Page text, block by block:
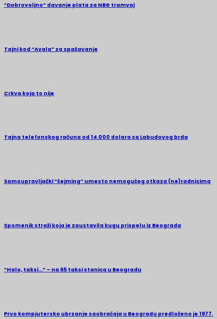
“Dobrovoljno” davanje plata za NBG tramvaj
Tajni kod “Avala” za spašavanje
Crkva koja to nije
Tajna telefonskog računa od 14.000 dolara sa Labudovog brda
Samoupravljački “šejming” umesto nemogućeg otkaza (ne)radnicima
Spomenik straži koja je zaustavila kugu prispelu iz Beograda
“Halo, taksi…” – na 65 taksi stanica u Beogradu
Prvo kompjutersko ubrzanje saobraćaja u Beogradu predloženo je 1977.